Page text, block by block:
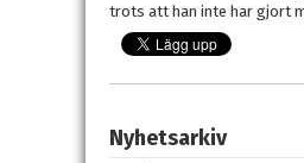
trots att han inte har gjort
Nyhetsarkiv